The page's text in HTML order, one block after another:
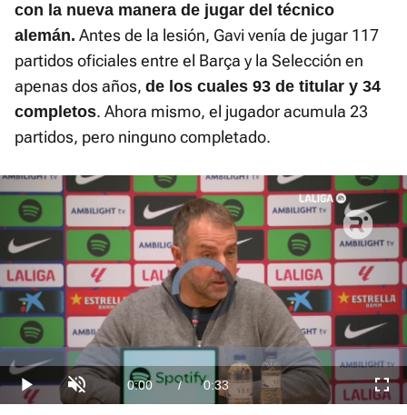
con la nueva manera de jugar del técnico
alemán. Antes de la lesión, Gavi venía de jugar 117
partidos oficiales entre el Barça y la Selección en
apenas dos años, de los cuales 93 de titular y 34
completos. Ahora mismo, el jugador acumula 23
partidos, pero ninguno completado.
Video
Player
is
loading.
Play Unmute Current
0:00 / Duration
0:33
Loaded
:
0%